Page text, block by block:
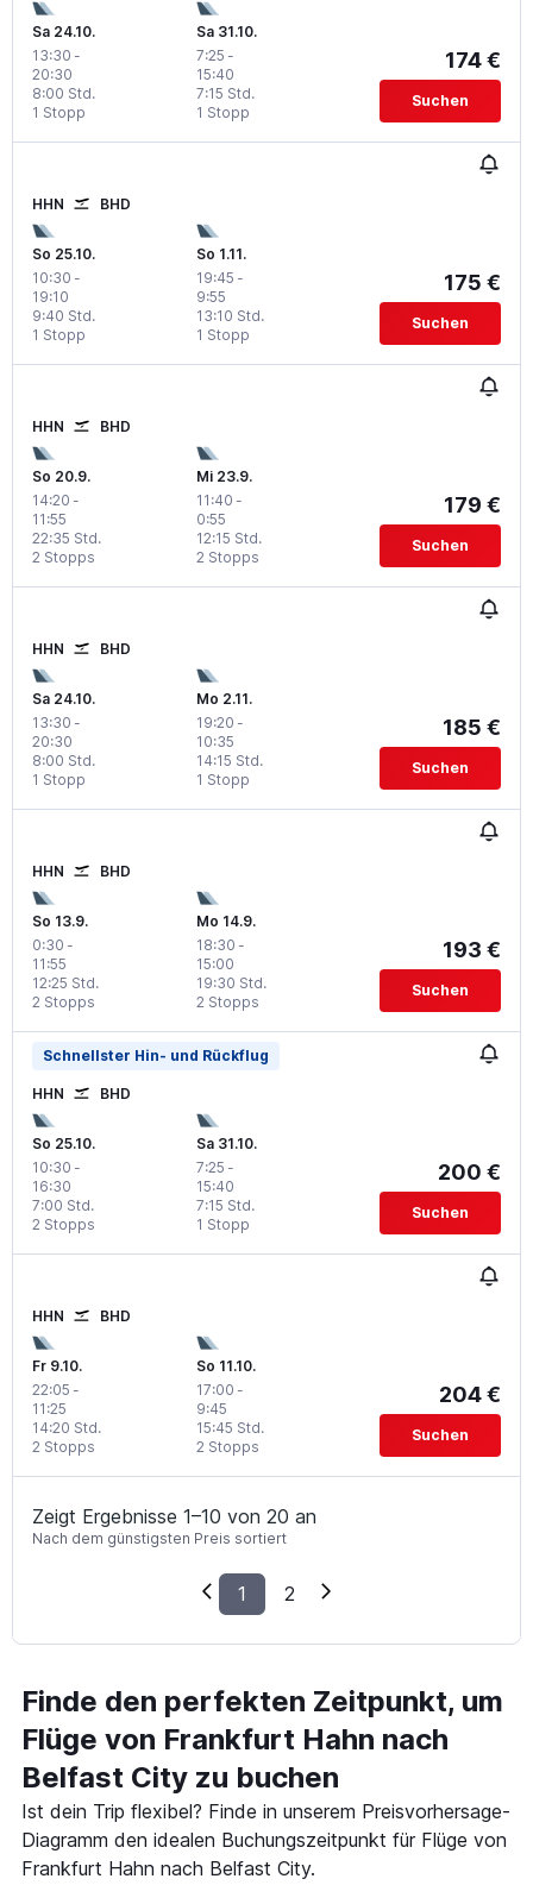
Sa 24.10.
13:30 -
20:30
1 Stopp
8:00 Std.
Sa 31.10.
7:25 -
15:40
1 Stopp
7:15 Std.
174 €
Suchen
HHN BHD
So 25.10.
10:30 -
19:10
1 Stopp
9:40 Std.
So 1.11.
19:45 -
9:55
1 Stopp
13:10 Std.
175 €
Suchen
HHN BHD
So 20.9.
14:20 -
11:55
2 Stopps
22:35 Std.
Mi 23.9.
11:40 -
0:55
2 Stopps
12:15 Std.
179 €
Suchen
HHN BHD
Sa 24.10.
13:30 -
20:30
1 Stopp
8:00 Std.
Mo 2.11.
19:20 -
10:35
1 Stopp
14:15 Std.
185 €
Suchen
HHN BHD
So 13.9.
0:30 -
11:55
2 Stopps
12:25 Std.
Mo 14.9.
18:30 -
15:00
2 Stopps
19:30 Std.
193 €
Suchen
Schnellster Hin- und Rückflug
HHN BHD
So 25.10.
10:30 -
16:30
2 Stopps
7:00 Std.
Sa 31.10.
7:25 -
15:40
1 Stopp
7:15 Std.
200 €
Suchen
HHN BHD
Fr 9.10.
22:05 -
11:25
2 Stopps
14:20 Std.
So 11.10.
17:00 -
9:45
2 Stopps
15:45 Std.
204 €
Suchen
Zeigt Ergebnisse 1–10 von 20 an
Nach dem günstigsten Preis sortiert
1 2
Finde den perfekten Zeitpunkt, um
Flüge von Frankfurt Hahn nach
Belfast City zu buchen
Ist dein Trip flexibel? Finde in unserem Preisvorhersage-
Diagramm den idealen Buchungszeitpunkt für Flüge von
Frankfurt Hahn nach Belfast City.